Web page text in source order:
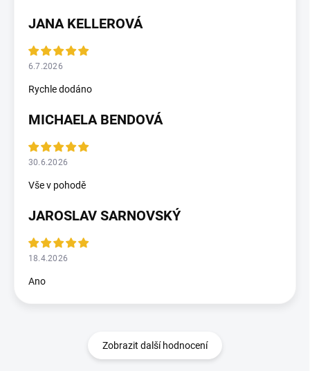
JANA KELLEROVÁ
6.7.2026
Rychle dodáno
MICHAELA BENDOVÁ
30.6.2026
Vše v pohodě
JAROSLAV SARNOVSKÝ
18.4.2026
Ano
Zobrazit další hodnocení